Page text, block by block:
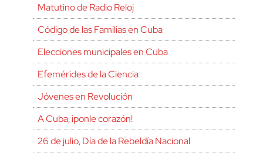
Matutino de Radio Reloj
Código de las Familias en Cuba
Elecciones municipales en Cuba
Efemérides de la Ciencia
Jóvenes en Revolución
A Cuba, ¡ponle corazón!
26 de julio, Día de la Rebeldía Nacional